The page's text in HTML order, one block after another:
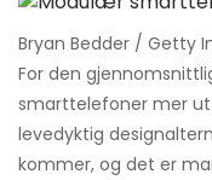
Bryan Bedder / Getty
For den
smarttelefoner mer
levedyktig
kommer, og det er